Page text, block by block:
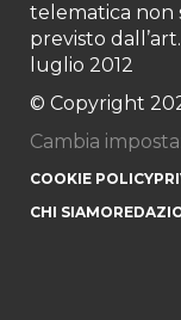
telematica non
previsto
luglio 2012
© Copyright
Cambia
COOKIE POLICY
CHI SIAMO